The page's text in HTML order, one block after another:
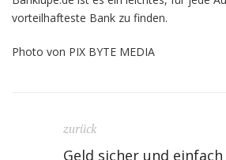
vorteilhafteste Bank zu finden.
Photo von PIX BYTE MEDIA
zurück
Geld sicher und